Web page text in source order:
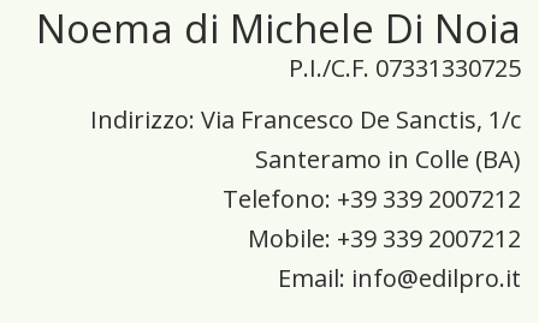
Noema di Michele Di Noia
P.I./C.F. 07331330725
Indirizzo: Via Francesco De Sanctis, 1/c
Santeramo in Colle (BA)
Telefono: +39 339 2007212
Mobile: +39 339 2007212
Email: info@edilpro.it